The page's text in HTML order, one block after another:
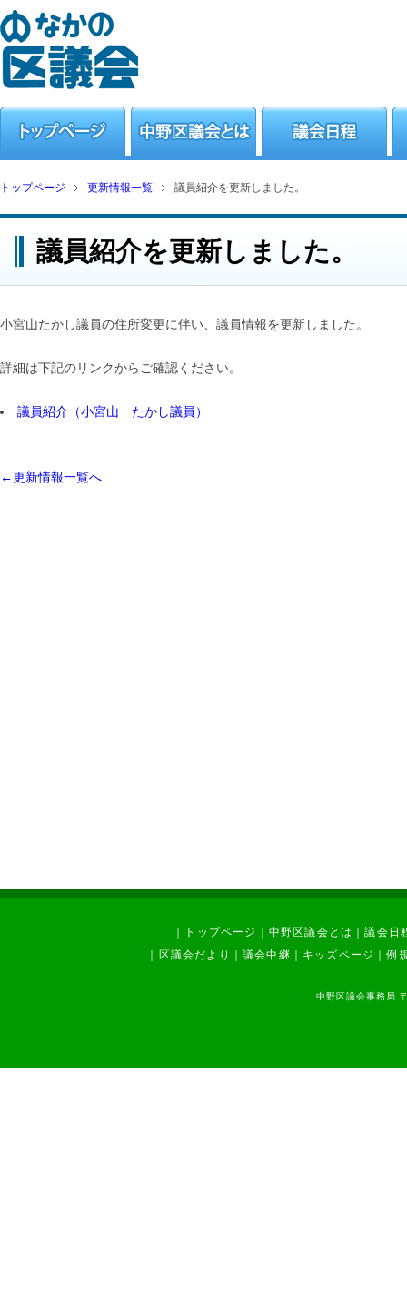
トップページ 更新情報一覧 議員紹介を更新しました。
議員紹介を更新しました。
小宮山たかし議員の住所変更に伴い、議員情報を更新しました。
詳細は下記のリンクからご確認ください。
議員紹介（小宮山 たかし議員）
←更新情報一覧へ
トップページ 中野区議会とは ｜議会日
区議会だより ｜議会中継 キッズページ ｜例
中野区議会事務局